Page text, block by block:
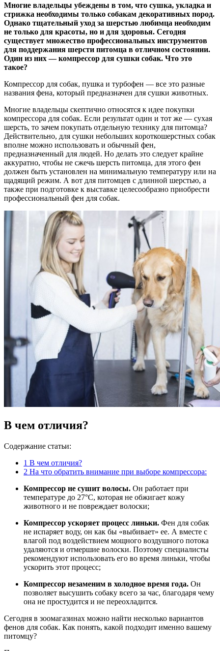
Многие владельцы убеждены в том, что сушка, укладка и
стрижка необходимы только собакам декоративных пород.
Однако тщательный уход за шерстью любимца необходим
не только для красоты, но и для здоровья. Сегодня
существует множество профессиональных инструментов
для поддержания шерсти питомца в отличном состоянии.
Один из них — компрессор для сушки собак. Что это
такое?
Компрессор для собак, пушка и турбофен — все это разные
названия фена, который предназначен для сушки животных.
Многие владельцы скептично относятся к идее покупки
компрессора для собак. Если результат один и тот же — сухая
шерсть, то зачем покупать отдельную технику для питомца?
Действительно, для сушки небольших короткошерстных собак
вполне можно использовать и обычный фен,
предназначенный для людей. Но делать это следует крайне
аккуратно, чтобы не сжечь шерсть питомца, для этого фен
должен быть установлен на минимальную температуру или на
щадящий режим. А вот для питомцев с длинной шерстью, а
также при подготовке к выставке целесообразно приобрести
профессиональный фен для собак.
В чем отличия?
Содержание статьи:
1 В чем отличия?
2 На что обратить внимание при выборе компрессора:
Компрессор не сушит волосы. Он работает при
температуре до 27°C, которая не обжигает кожу
животного и не повреждает волоски;
Компрессор ускоряет процесс линьки. Фен для собак
не испаряет воду, он как бы «выбивает» ее. А вместе с
влагой под воздействием мощного воздушного потока
удаляются и отмершие волоски. Поэтому специалисты
рекомендуют использовать его во время линьки, чтобы
ускорить этот процесс;
Компрессор незаменим в холодное время года. Он
позволяет высушить собаку всего за час, благодаря чему
она не простудится и не переохладится.
Сегодня в зоомагазинах можно найти несколько вариантов
фенов для собак. Как понять, какой подходит именно вашему
питомцу?